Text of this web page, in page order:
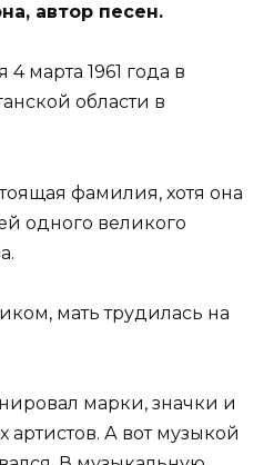
автор песен.
марта 1961 года в
области в
фамилия, хотя она
одного великого
мать трудилась на
марки, значки и
А вот музыкой